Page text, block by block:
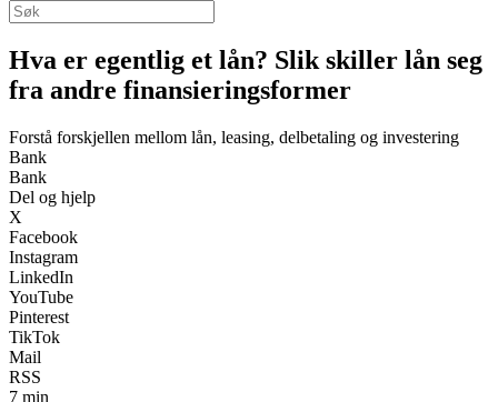
Hva er egentlig et lån? Slik skiller lån seg
fra andre finansieringsformer
Forstå forskjellen mellom lån, leasing, delbetaling og investering
Bank
Bank
Del og hjelp
X
Facebook
Instagram
LinkedIn
YouTube
Pinterest
TikTok
Mail
RSS
7 min